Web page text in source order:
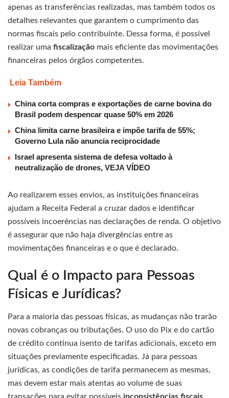
apenas as transferências realizadas, mas também todos os
detalhes relevantes que garantem o cumprimento das
normas fiscais pelo contribuinte. Dessa forma, é possível
realizar uma fiscalização mais eficiente das movimentações
financeiras pelos órgãos competentes.
Leia Também
China corta compras e exportações de carne bovina do
Brasil podem despencar quase 50% em 2026
China limita carne brasileira e impõe tarifa de 55%;
Governo Lula não anuncia reciprocidade
Israel apresenta sistema de defesa voltado à
neutralização de drones, VEJA VÍDEO
Ao realizarem esses envios, as instituições financeiras
ajudam a Receita Federal a cruzar dados e identificar
possíveis incoerências nas declarações de renda. O objetivo
é assegurar que não haja divergências entre as
movimentações financeiras e o que é declarado.
Qual é o Impacto para Pessoas
Físicas e Jurídicas?
Para a maioria das pessoas físicas, as mudanças não trarão
novas cobranças ou tributações. O uso do Pix e do cartão
de crédito continua isento de tarifas adicionais, exceto em
situações previamente especificadas. Já para pessoas
jurídicas, as condições de tarifa permanecem as mesmas,
mas devem estar mais atentas ao volume de suas